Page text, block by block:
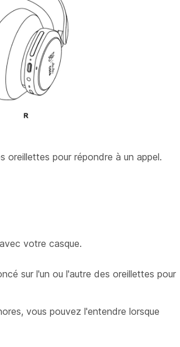
oreillettes pour répondre à un appel.
votre casque.
sur l'un ou l'autre des oreillettes pour
vous pouvez l'entendre lorsque